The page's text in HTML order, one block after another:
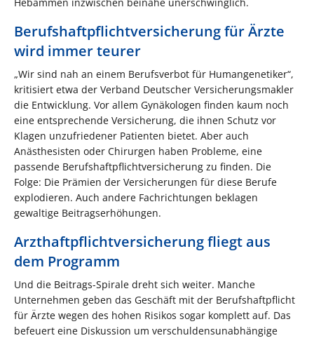
Berufshaftpflichtversicherung für Ärzte
wird immer teurer
„Wir sind nah an einem Berufsverbot für Humangenetiker“,
kritisiert etwa der Verband Deutscher Versicherungsmakler
die Entwicklung. Vor allem Gynäkologen finden kaum noch
eine entsprechende Versicherung, die ihnen Schutz vor
Klagen unzufriedener Patienten bietet. Aber auch
Anästhesisten oder Chirurgen haben Probleme, eine
passende Berufshaftpflichtversicherung zu finden. Die
Folge: Die Prämien der Versicherungen für diese Berufe
explodieren. Auch andere Fachrichtungen beklagen
gewaltige Beitragserhöhungen.
Arzthaftpflichtversicherung fliegt aus
dem Programm
Und die Beitrags-Spirale dreht sich weiter. Manche
Unternehmen geben das Geschäft mit der Berufshaftpflicht
für Ärzte wegen des hohen Risikos sogar komplett auf. Das
befeuert eine Diskussion um verschuldensunabhängige